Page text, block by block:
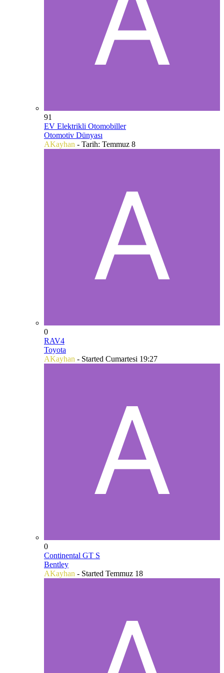
91
EV Elektrikli Otomobiller
Otomotiv Dünyası
AKayhan - Tarih: Temmuz 8
0
RAV4
Toyota
AKayhan - Started Cumartesi 19:27
0
Continental GT S
Bentley
AKayhan - Started Temmuz 18